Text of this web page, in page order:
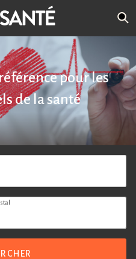
pour les
de la santé